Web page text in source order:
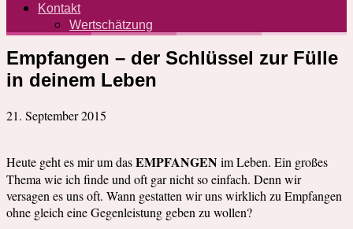
Kontakt
Wertschätzung
Empfangen – der Schlüssel zur Fülle
in deinem Leben
21. September 2015
Heute geht es mir um dasEMPFANGENim Leben. Ein großes
Thema wie ich finde und oft gar nicht so einfach. Denn wir
versagen es uns oft. Wann gestatten wir uns wirklich zu Empfangen
ohne gleich eine Gegenleistung geben zu wollen?